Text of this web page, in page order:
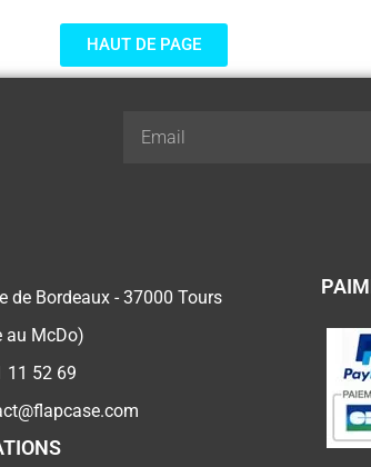
HAUT DE PAGE
de Bordeaux - 37000 Tours
au McDo)
11 52 69